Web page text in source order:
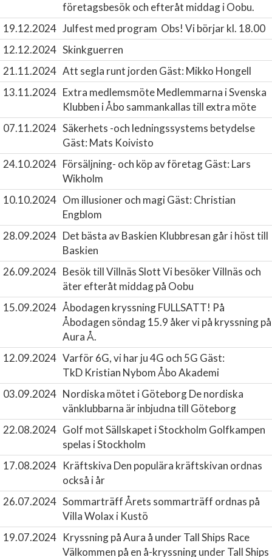
företagsbesök och efteråt middag i Oobu.
19.12.2024 Julfest med program Obs! Vi börjar kl. 18.00
12.12.2024 Skinkguerren
21.11.2024 Att segla runt jorden Gäst: Mikko Hongell
13.11.2024 Extra medlemsmöteMedlemmarna i Svenska
Klubben i Åbo sammankallas till extra möte
07.11.2024 Säkerhets -och ledningssystems betydelse
Gäst: Mats Koivisto
24.10.2024 Försäljning- och köp av företagGäst: Lars
Wikholm
10.10.2024 Om illusioner och magiGäst: Christian
Engblom
28.09.2024 Det bästa av Baskien Klubbresan går i höst till
Baskien
26.09.2024 Besök till Villnäs SlottVi besöker Villnäs och
äter efteråt middag på Oobu
15.09.2024 Åbodagen kryssningFULLSATT! På
Åbodagen söndag 15.9 åker vi på kryssning på
Aura Å.
12.09.2024 Varför 6G, vi har ju 4G och 5G Gäst:
TkD Kristian Nybom Åbo Akademi
03.09.2024 Nordiska mötet i GöteborgDe nordiska
vänklubbarna är inbjudna till Göteborg
22.08.2024 Golf mot Sällskapet i Stockholm Golfkampen
spelas i Stockholm
17.08.2024 Kräftskiva Den populära kräftskivan ordnas
också i år
26.07.2024 SommarträffÅrets sommarträff ordnas på
Villa Wolax i Kustö
19.07.2024 Kryssning på Aura å under Tall Ships Race
Välkommen på en å-kryssning under Tall Ships